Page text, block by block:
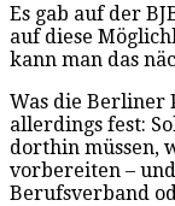
Es gab auf der
auf diese
kann man das
Was die Berliner
allerdings fest:
dorthin müssen,
vorbereiten –
Berufsverband